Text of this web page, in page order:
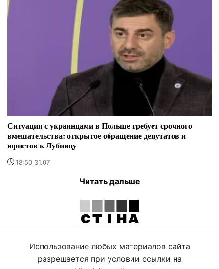
Ситуация с украинцами в Польше требует срочного
вмешательства: открытое обращение депутатов и
юристов к Лубинцу
18:50 31.07
Читать дальше
Использование любых материалов сайта
разрешается при условии ссылки на